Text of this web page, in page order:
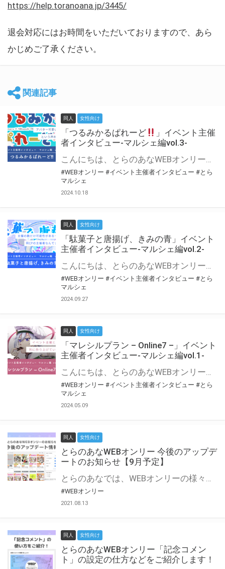
https://help.toranoana.jp/3445/
退会対応にはお時間をいただいておりますので、あら
かじめご了承ください。
関連記事
同人 女性向け
「つるみかるぱれーど
」イベント主催
者インタビュー-マルシェ編vol.3-
こんにちは、とらのあなWEBオンリー運営スタッフです。 新たにお届けする、イベント主催者インタビュー-マルシェ編-は、 とらのあなWEBオンリー「マルシェ」をご利用した主催様に 「マルシェ」を使って開催した感想や心がけをお聞きする企画です。 今回は、WEBオンリー初開催「つるみかるぱれーど
#WEBオンリー #イベント主催者インタビュー #とら
マルシェ
2024.10.18
同人 女性向け
「駄菓子と唐揚げ、きみの青」イベント
主催者インタビュー-マルシェ編vol.2-
こんにちは、とらのあなWEBオンリー運営スタッフです。 新たにお届けする、イベント主催者インタビュー-マルシェ編-は、 とらのあなWEBオンリー「マルシェ」をご利用の主催様に 「マルシェ」を使ってイベントを開催した感想や心がけをお聞きする企画です。 今回は、WEBオンリー初開催「駄菓子と唐揚げ、きみの青」より、 主催のぎこ六屋様にお話を伺いました。 協力：ぎこ六屋様／イベント公式Twitter（@krkgwks） とらのあなWEBオンリー「マルシェ」とは？ WEBオンリーでリアルタイムでコミュニケーションがとれるオンライン会場です。
#WEBオンリー #イベント主催者インタビュー #とら
マルシェ
2024.09.27
同人 女性向け
「マレシルプラン – Online7 –」イベント
主催者インタビュー-マルシェ編vol.1-
こんにちは、とらのあなWEBオンリー運営スタッフです。 新たにお届けする、イベント主催者インタビュー-マルシェ編-は、 とらのあなWEBオンリー「マルシェ」をご利用した主催様に 「マルシェ」を使って開催した感想や心がけをお聞きする企画です。 今回は、WEBオンリー開催7回目迎えた「マレシルプラン – Online7 –」より、 主催の玉川うた様にお話を伺いました。 ▼マレシルプランのインタビュー前回記事 「イベント主催者インタビュー vol.6」はこちら 協力：玉川うた様（マレシルプラン実行委員会 代表）／イベント公式Twitter（@mallesil_plan） とらのあなWEBオンリー「マルシェ」とは？ WEBオンリーでリアルタイムでコミュニケーションがとれるオンライン会場です。
#WEBオンリー #イベント主催者インタビュー #とら
マルシェ
2024.05.09
同人 女性向け
とらのあなWEBオンリー 今後のアップデ
ートのお知らせ【9月予定】
とらのあなでは、WEBオンリーの様々な支援を実施しています。 今回は2021年9月に実装を予定しているアップデート情報についてご紹介いたします。 とらのあなWEBオンリーサイトはこちら
#WEBオンリー
2021.08.13
同人 女性向け
とらのあなWEBオンリー「記念コメン
ト」の設定の仕方などをご紹介します！